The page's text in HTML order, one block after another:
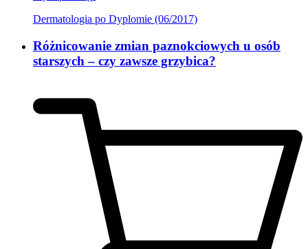
Dermatologia po Dyplomie (06/2017)
Różnicowanie zmian paznokciowych u osób
starszych – czy zawsze grzybica?